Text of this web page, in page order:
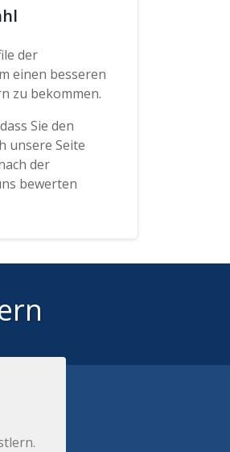
der
einen besseren
zu bekommen.
Sie den
unsere Seite
der
bewerten